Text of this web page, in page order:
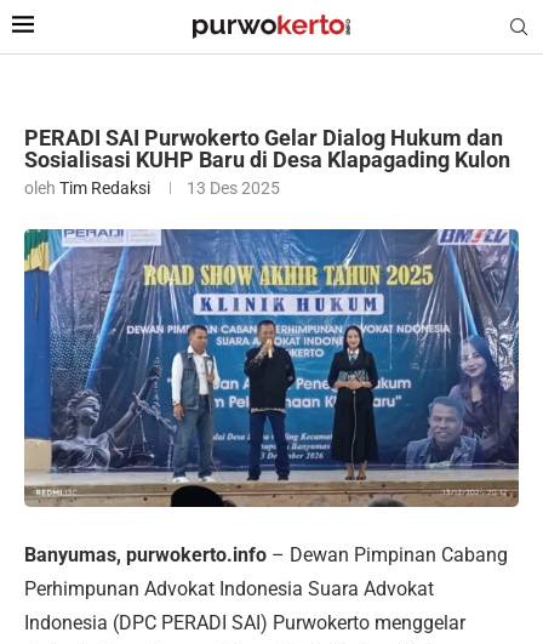
PERADI SAI Purwokerto Gelar Dialog Hukum dan
Sosialisasi KUHP Baru di Desa Klapagading Kulon
oleh Tim Redaksi 13 Des 2025
Banyumas, purwokerto.info – Dewan Pimpinan Cabang
Perhimpunan Advokat Indonesia Suara Advokat
Indonesia (DPC PERADI SAI) Purwokerto menggelar